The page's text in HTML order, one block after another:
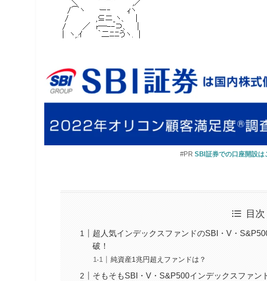
#PR SBI証券での口座開設は
目次
超人気インデックスファンドのSBI・V・
破！
純資産1兆円超えファンドは？
そもそもSBI・V・S&P500インデックスファン